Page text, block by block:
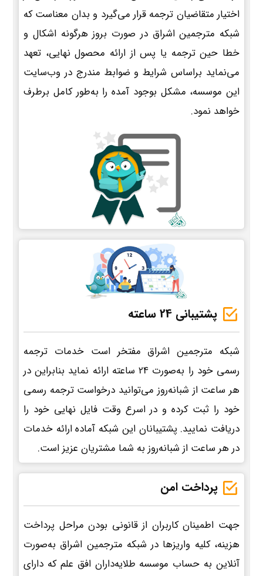
اختیار متقاضیان ترجمه قرار می‌گیرد و بدان معناست که
شبکه مترجمین اشراق در صورت بروز هرگونه اشکال و
خطا حین ترجمه یا پس از ارائه محصول نهایی، تعهد
می‌نماید براساس شرایط و ضوابط مندرج در وب‌سایت
این موسسه، مشکل بوجود آمده را به‌طور کامل برطرف
خواهد نمود.
پشتیبانی 24 ساعته
شبکه مترجمین اشراق مفتخر است خدمات ترجمه
رسمی خود را به‌صورت 24 ساعته ارائه نماید بنابراین در
هر ساعت از شبانه‌روز می‌توانید درخواست ترجمه رسمی
خود را ثبت کرده و در اسرع وقت فایل نهایی خود را
دریافت نمایید. پشتیبانان این شبکه آماده ارائه خدمات
در هر ساعت از شبانه‌روز به شما مشتریان عزیز است.
پرداخت امن
جهت اطمینان کاربران از قانونی بودن مراحل پرداخت
هزینه، کلیه واریزها در شبکه مترجمین اشراق به‌صورت
آنلاین به حساب موسسه طلایه‌داران افق علم که دارای